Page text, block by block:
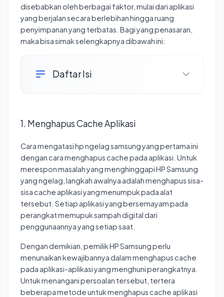
disebabkan oleh berbagai faktor, mulai dari aplikasi
yang berjalan secara berlebihan hingga ruang
penyimpanan yang terbatas. Bagi yang penasaran,
maka bisa simak selengkapnya dibawah ini:
Daftar Isi
1. Menghapus Cache Aplikasi
Cara mengatasi hp ngelag samsung yang pertama ini
dengan cara menghapus cache pada aplikasi. Untuk
merespon masalah yang menghinggapi HP Samsung
yang ngelag, langkah awalnya adalah menghapus sisa-
sisa cache aplikasi yang menumpuk pada alat
tersebut. Setiap aplikasi yang bersemayam pada
perangkat memupuk sampah digital dari
penggunaannya yang setiap saat.
Dengan demikian, pemilik HP Samsung perlu
menunaikan kewajibannya dalam menghapus cache
pada aplikasi-aplikasi yang menghuni perangkatnya.
Untuk menangani persoalan tersebut, tertera
beberapa metode untuk menghapus cache aplikasi